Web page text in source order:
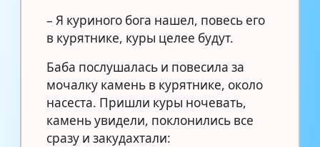
– Я куриного бога нашел, повесь его
в курятнике, куры целее будут.
Баба послушалась и повесила за
мочалку камень в курятнике, около
насеста. Пришли куры ночевать,
камень увидели, поклонились все
сразу и закудахтали: